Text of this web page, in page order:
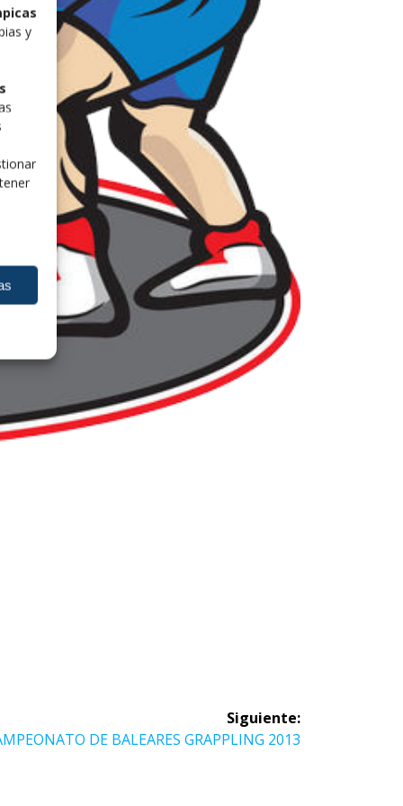
y
Siguiente:
DE BALEARES GRAPPLING 2013